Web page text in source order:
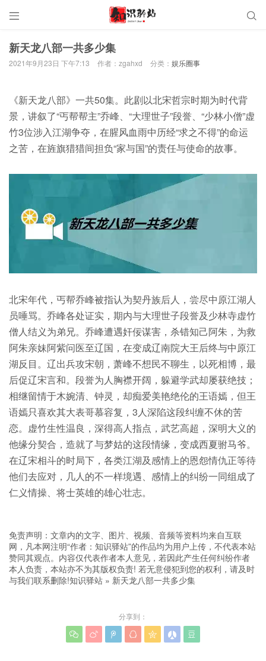
 
新天龙八部一共多少集
2021年9月23日 下午7:13 作者：zgahxd 分类： 娱乐圈事
《新天龙八部》一共50集。此剧以北宋哲宗时期为时代背
景，讲叙了“丐帮帮主”乔峰、“大理世子”段誉、“少林小僧”虚
竹3位涉入江湖争夺，在腥风血雨中历经“求之不得”的命运
之苦，在旌旗猎猎间担负“家与国”的责任与使命的故事。
北宋年代，丐帮乔峰被指认为契丹族后人，尝尽中原江湖人
员唾骂。乔峰各处证实，期内与大理世子段誉及少林寺虚竹
僧人结义为弟兄。乔峰遭遇奸佞谋害，杀错知己阿朱，为救
阿朱亲妹阿紫问医至辽国，在变成辽南院大王后终与中原江
湖反目。辽出兵攻宋朝，萧峰不想民不聊生，以死相博，最
后促辽宋言和。段誉为人胸襟开阔，躲避学武却屡获绝技；
相继留情于木婉清、钟灵，却痴爱美艳绝伦的王语嫣，但王
语嫣只喜欢其大表哥慕容复，3人深陷这段纠缠不休的苦
恋。虚竹生性温良，深得高人指点，武艺高超，深明大义的
他缘分契合，造就了与梦姑的这段情缘，变成西夏驸马爷。
在辽宋相斗的时局下，各类江湖及感情上的恩怨情仇正等待
他们去应对，几人的不一样境遇、感情上的纠纷一同组成了
仁义情操、将士英雄的雄心壮志。
免责声明：文章内的文字、图片、视频、音频等资料均来自互联
网，凡本网注明“作者：知识驿站”的作品均为用户上传，不代表本站
赞同其观点。内容仅代表作者本人意见，若因此产生任何纠纷作者
本人负责，本站亦不为其版权负责! 若无意侵犯到您的权利，请及时
与我们联系删除!知识驿站 » 新天龙八部一共多少集
分享到：
      